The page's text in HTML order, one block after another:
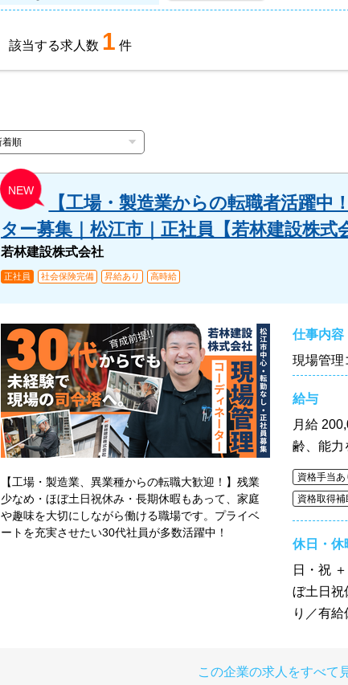
該当する求人数 1 件
NEW
【工場・製造業からの転職者活躍中
ター募集｜松江市｜正社員【若林建設株式
若林建設株式会社
正社員 社会保険完備 昇給あり 高時給
【工場・製造業、異業種からの転職大歓迎！】残業
少なめ・ほぼ土日祝休み・長期休暇もあって、家庭
や趣味を大切にしながら働ける職場です。プライベ
ートを充実させたい30代社員が多数活躍中！
仕事内容
現場管理
給与
月給
齢、能力
資格手当あ
資格取得補
休日・休
日・祝
ぼ土日祝
り／有給
この企業の求人をすべて